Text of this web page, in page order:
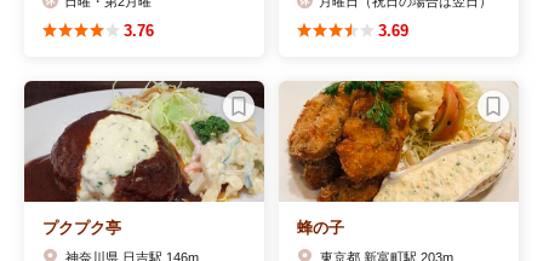
3.76 3.69
プクプク亭
神奈川県 日吉駅 146m
蜂の子
東京都 新富町駅 203m